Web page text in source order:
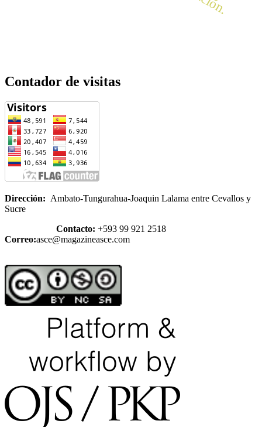
Contador de visitas
Dirección: Ambato-Tungurahua-Joaquin Lalama entre Cevallos y
Sucre
Contacto: +593 99 921 2518
Correo:asce@magazineasce.com